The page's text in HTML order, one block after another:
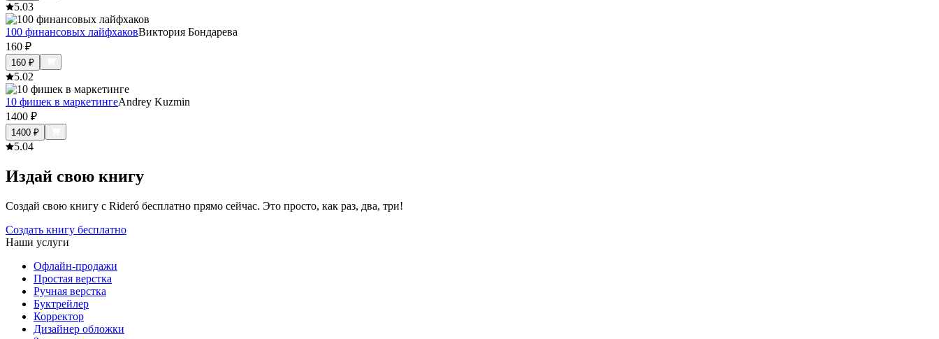
5.03
100 финансовых лайфхаковВиктория Бондарева
160 ₽
160 ₽
5.02
10 фишек в маркетингеAndrey Kuzmin
1400 ₽
1400 ₽
5.04
Издай свою книгу
Создай свою книгу с Rideró бесплатно прямо сейчас. Это просто, как раз, два, три!
Создать книгу бесплатно
Наши услуги
Офлайн-продажи
Простая верстка
Ручная верстка
Буктрейлер
Корректор
Дизайнер обложки